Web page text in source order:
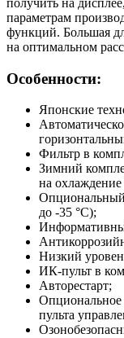
параметрам
функций. Большая
на оптимальном
Особенности:
Японские
Фильтр в
Зимний
на
Опциональный
до -35 °С);
Низкий
ИК-пульт в
Авторестарт;
пульта